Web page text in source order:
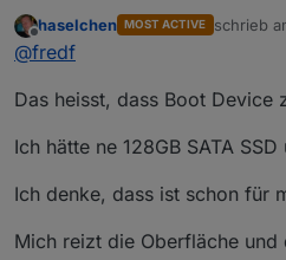
Nur Festplatten, Parity
Basic am Ende:
Offline
haselchen MOST ACTIVE schrieb
zuletzt
@fredf
Das heisst, dass Boot Device
Ich hätte ne 128GB SATA
Ich denke, dass ist schon für
Mich reizt die Oberfläche